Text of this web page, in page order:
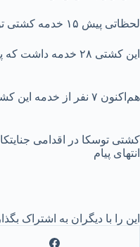
لحظاتی پیش ۱۵ خدمه کشتی توسکا وارد ایران شدند.
این کشتی ۲۸ خدمه داشت که پیشتر ۶ نفر از آن‌ها آزاد شده بودند.
هم‌اکنون ۷ نفر از خدمه این کشتی همچنان در پاکستان هستند.
کشتی توسکا در اقدامی
انتهای پیام
این را با دیگران به اشتراک